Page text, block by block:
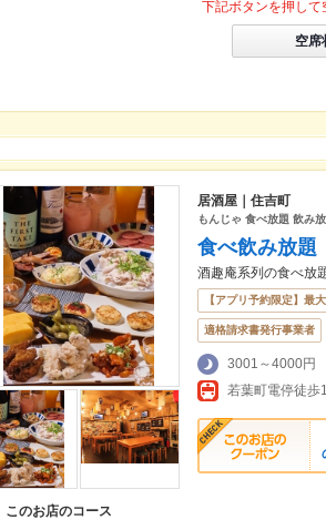
下記ボタンを押して
空席
居酒屋｜住吉町
もんじゃ 食べ放題 飲み
食べ飲み放
酒趣庵系列の食べ放
【アプリ予約限定】最
適格請求書発行事業者
3001～4000円
若葉町電停徒歩
このお店のコース